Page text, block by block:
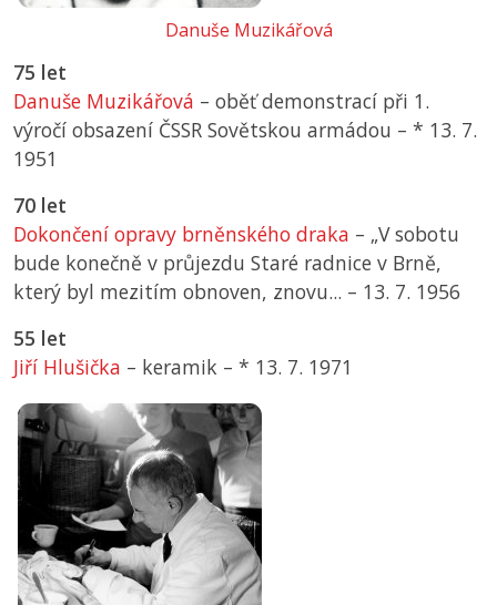
Danuše Muzikářová
75 let
Danuše Muzikářová – oběť demonstrací při 1.
výročí obsazení ČSSR Sovětskou armádou – * 13. 7.
1951
70 let
Dokončení opravy brněnského draka – „V sobotu
bude konečně v průjezdu Staré radnice v Brně,
který byl mezitím obnoven, znovu... – 13. 7. 1956
55 let
Jiří Hlušička – keramik – * 13. 7. 1971